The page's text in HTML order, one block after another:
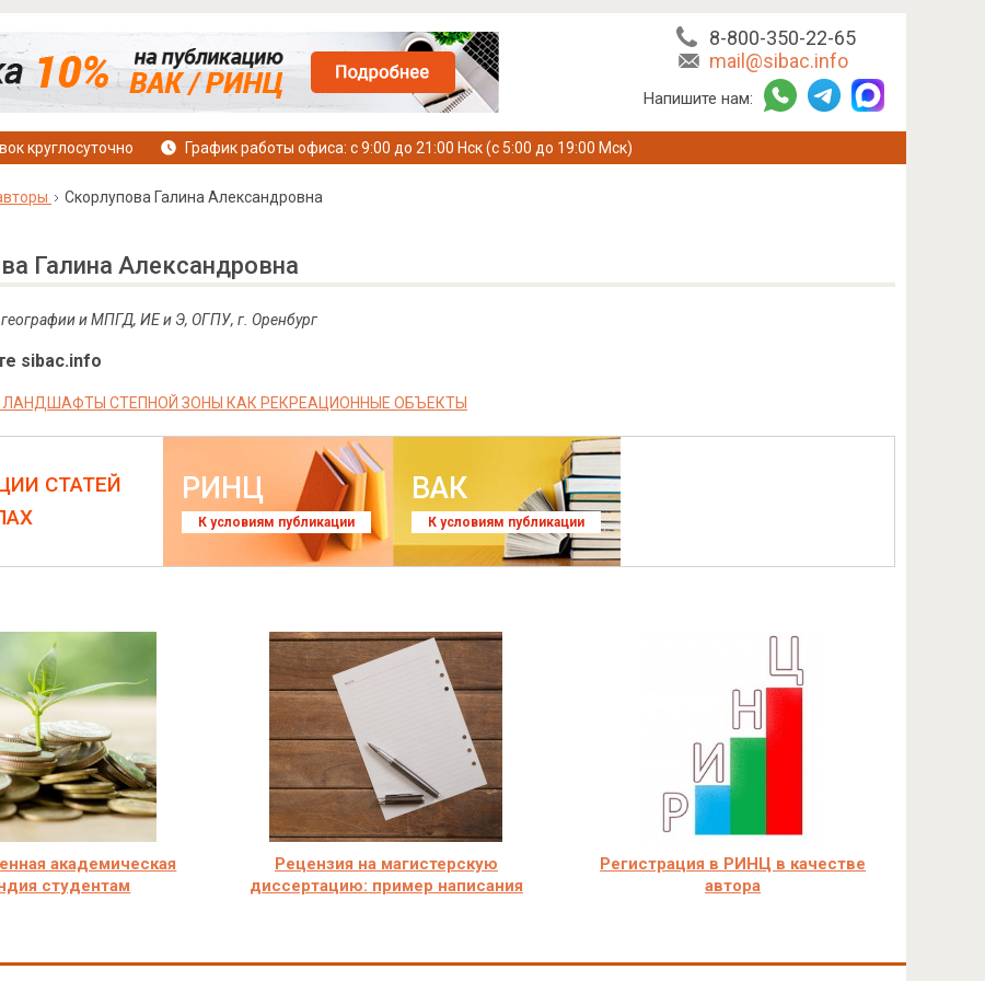
8-800-350-22-65
mail@sibac.info
Напишите нам:
круглосуточно График работы офиса: с 9:00 до 21:00 Нск (с 5:00 до 19:00 Мск)
Скорлупова Галина Александровна
Галина Александровна
географии и МПГД, ИЕ и Э, ОГПУ, г. Оренбург
sibac.info
ЛАНДШАФТЫ СТЕПНОЙ ЗОНЫ КАК РЕКРЕАЦИОННЫЕ ОБЪЕКТЫ
СТАТЕЙ
РИНЦ
К условиям публикации
ВАК
К условиям публикации
академическая
студентам
Рецензия на магистерскую
диссертацию: пример написания
Регистрация в РИНЦ в качестве
автора